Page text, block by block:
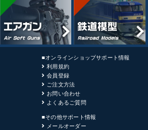
■オンラインショップサポート情報
利用規約
会員登録
ご注文方法
お問い合わせ
よくあるご質問
■その他サポート情報
メールオーダー